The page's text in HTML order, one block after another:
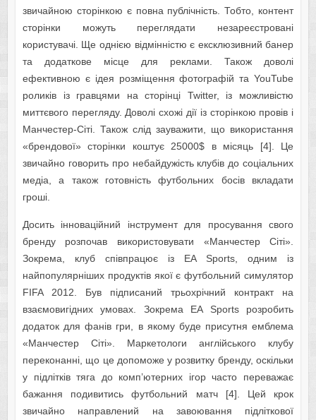
звичайною сторінкою є повна публічність. Тобто, контент
сторінки можуть переглядати незареєстровані
користувачі. Ще однією відмінністю є ексклюзивний банер
та додаткове місце для реклами. Також доволі
ефективною є ідея розміщення фотографій та YouTube
роликів із гравцями на сторінці Twitter, із можливістю
миттєвого перегляду. Доволі схожі дії із сторінкою провів і
Манчестер-Сіті. Також слід зауважити, що використання
«брендової» сторінки коштує 25000$ в місяць [4]. Це
звичайно говорить про небайдужість клубів до соціальних
медіа, а також готовність футбольних босів вкладати
гроші.
Досить інноваційний інструмент для просування свого
бренду розпочав використовувати «Манчестер Сіті».
Зокрема, клуб співпрацює із EA Sports, одним із
найпопулярніших продуктів якої є футбольний симулятор
FIFA 2012. Був підписаний трьохрічний контракт на
взаємовигідних умовах. Зокрема EA Sports розробить
додаток для фанів гри, в якому буде присутня емблема
«Манчестер Сіті». Маркетологи англійського клубу
переконанні, що це допоможе у розвитку бренду, оскільки
у підлітків тяга до комп’ютерних ігор часто переважає
бажання подивитись футбольний матч [4]. Цей крок
звичайно направлений на завоювання підліткової